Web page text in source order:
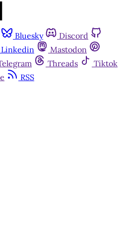
Bluesky
Discord
Linkedin
Mastodon
Threads
Tiktok
RSS